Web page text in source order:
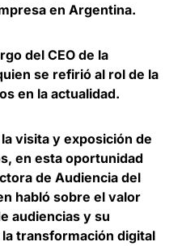
en Argentina.
del CEO de la
se refirió al rol de la
en la actualidad.
visita y exposición de
en esta oportunidad
de Audiencia del
habló sobre el valor
audiencias y su
transformación digital